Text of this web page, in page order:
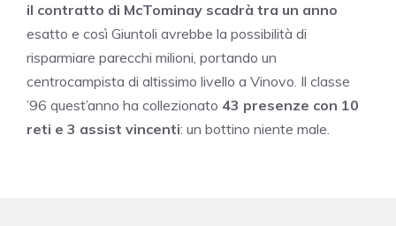
il contratto di McTominay scadrà tra un anno
esatto e così Giuntoli avrebbe la possibilità di
risparmiare parecchi milioni, portando un
centrocampista di altissimo livello a Vinovo. Il classe
’96 quest’anno ha collezionato 43 presenze con 10
reti e 3 assist vincenti: un bottino niente male.